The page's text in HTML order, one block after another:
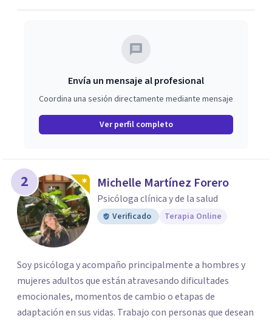
Envía un mensaje al profesional
Coordina una sesión directamente mediante mensaje
Ver perfil completo
2 Michelle Martínez Forero
Psicóloga clínica y de la salud
Verificado Terapia Online
Soy psicóloga y acompaño principalmente a hombres y
mujeres adultos que están atravesando dificultades
emocionales, momentos de cambio o etapas de
adaptación en sus vidas. Trabajo con personas que desean